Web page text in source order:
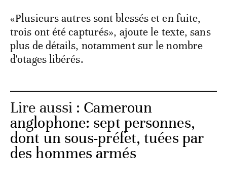
«Plusieurs autres sont blessés et en fuite,
trois ont été capturés», ajoute le texte, sans
plus de détails, notamment sur le nombre
d'otages libérés.
Lire aussi : Cameroun
anglophone: sept personnes,
dont un sous-préfet, tuées par
des hommes armés